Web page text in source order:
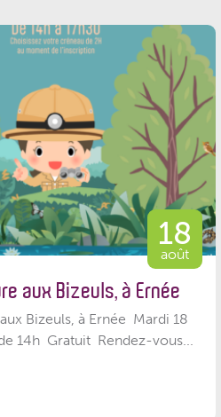
18
août
aux Bizeuls, à Ernée
Bizeuls, à Ernée Mardi 18
14h Gratuit Rendez-vous...